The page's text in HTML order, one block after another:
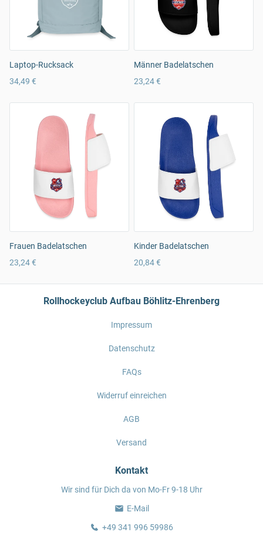
Laptop-Rucksack
34,49 €
Männer Badelatschen
23,24 €
Frauen Badelatschen
23,24 €
Kinder Badelatschen
20,84 €
Rollhockeyclub Aufbau Böhlitz-Ehrenberg
Impressum
Datenschutz
FAQs
Widerruf einreichen
AGB
Versand
Kontakt
Wir sind für Dich da von Mo-Fr 9-18 Uhr
E-Mail
+49 341 996 59986